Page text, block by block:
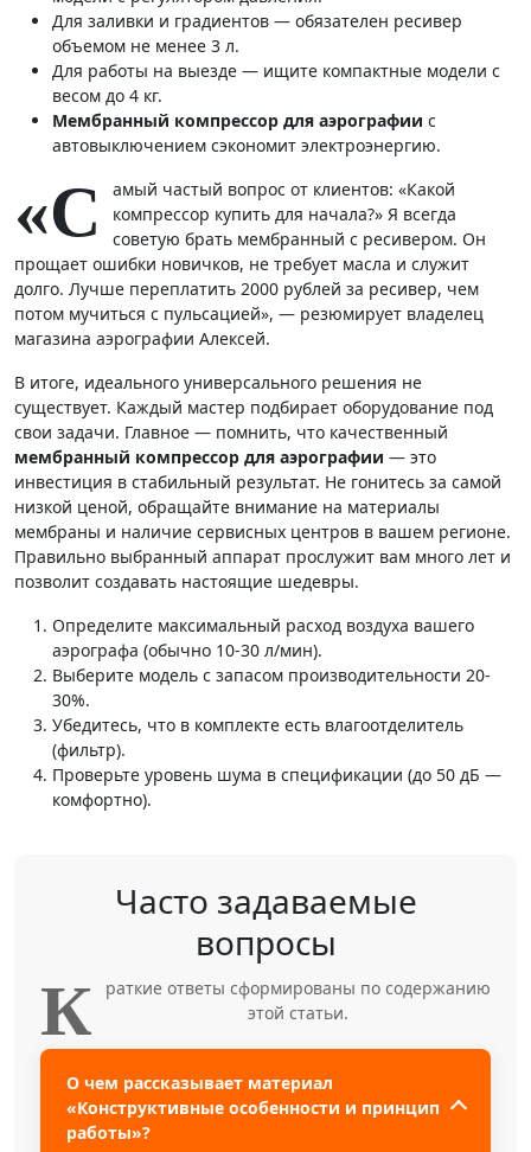
Для заливки и градиентов — обязателен ресивер
объемом не менее 3 л.
Для работы на выезде — ищите компактные модели с
весом до 4 кг.
Мембранный компрессор для аэрографии с
автовыключением сэкономит электроэнергию.
«С
амый частый вопрос от клиентов: «Какой
компрессор купить для начала?» Я всегда
советую брать мембранный с ресивером. Он
прощает ошибки новичков, не требует масла и служит
долго. Лучше переплатить 2000 рублей за ресивер, чем
потом мучиться с пульсацией», — резюмирует владелец
магазина аэрографии Алексей.
В итоге, идеального универсального решения не
существует. Каждый мастер подбирает оборудование под
свои задачи. Главное — помнить, что качественный
мембранный компрессор для аэрографии — это
инвестиция в стабильный результат. Не гонитесь за самой
низкой ценой, обращайте внимание на материалы
мембраны и наличие сервисных центров в вашем регионе.
Правильно выбранный аппарат прослужит вам много лет и
позволит создавать настоящие шедевры.
Определите максимальный расход воздуха вашего
аэрографа (обычно 10-30 л/мин).
Выберите модель с запасом производительности 20-
30%.
Убедитесь, что в комплекте есть влагоотделитель
(фильтр).
Проверьте уровень шума в спецификации (до 50 дБ —
комфортно).
Часто задаваемые
вопросы
К
раткие ответы сформированы по содержанию
этой статьи.
О чем рассказывает материал
«Конструктивные особенности и принцип
работы»?